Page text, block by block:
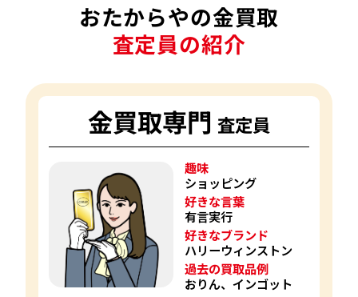
おたからやの金買取
査定員の紹介
金買取専門 査定員
趣味
ショッピング
好きな言葉
有言実行
好きなブランド
ハリーウィンストン
過去の買取品例
おりん、インゴット